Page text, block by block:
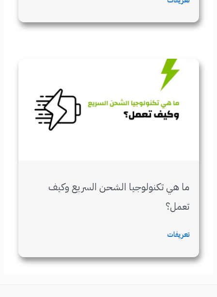
ما هي تكنولوجيا الشحن السريع وكيف
تعمل؟
تعريفات